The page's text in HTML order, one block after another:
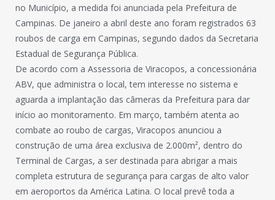
no Município, a medida foi anunciada pela Prefeitura de
Campinas. De janeiro a abril deste ano foram registrados 63
roubos de carga em Campinas, segundo dados da Secretaria
Estadual de Segurança Pública.
De acordo com a Assessoria de Viracopos, a concessionária
ABV, que administra o local, tem interesse no sistema e
aguarda a implantação das câmeras da Prefeitura para dar
início ao monitoramento. Em março, também atenta ao
combate ao roubo de cargas, Viracopos anunciou a
construção de uma área exclusiva de 2.000m², dentro do
Terminal de Cargas, a ser destinada para abrigar a mais
completa estrutura de segurança para cargas de alto valor
em aeroportos da América Latina. O local prevê toda a